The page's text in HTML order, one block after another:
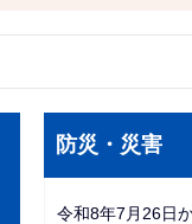
ブ
防災・災害
令和8年7月26日